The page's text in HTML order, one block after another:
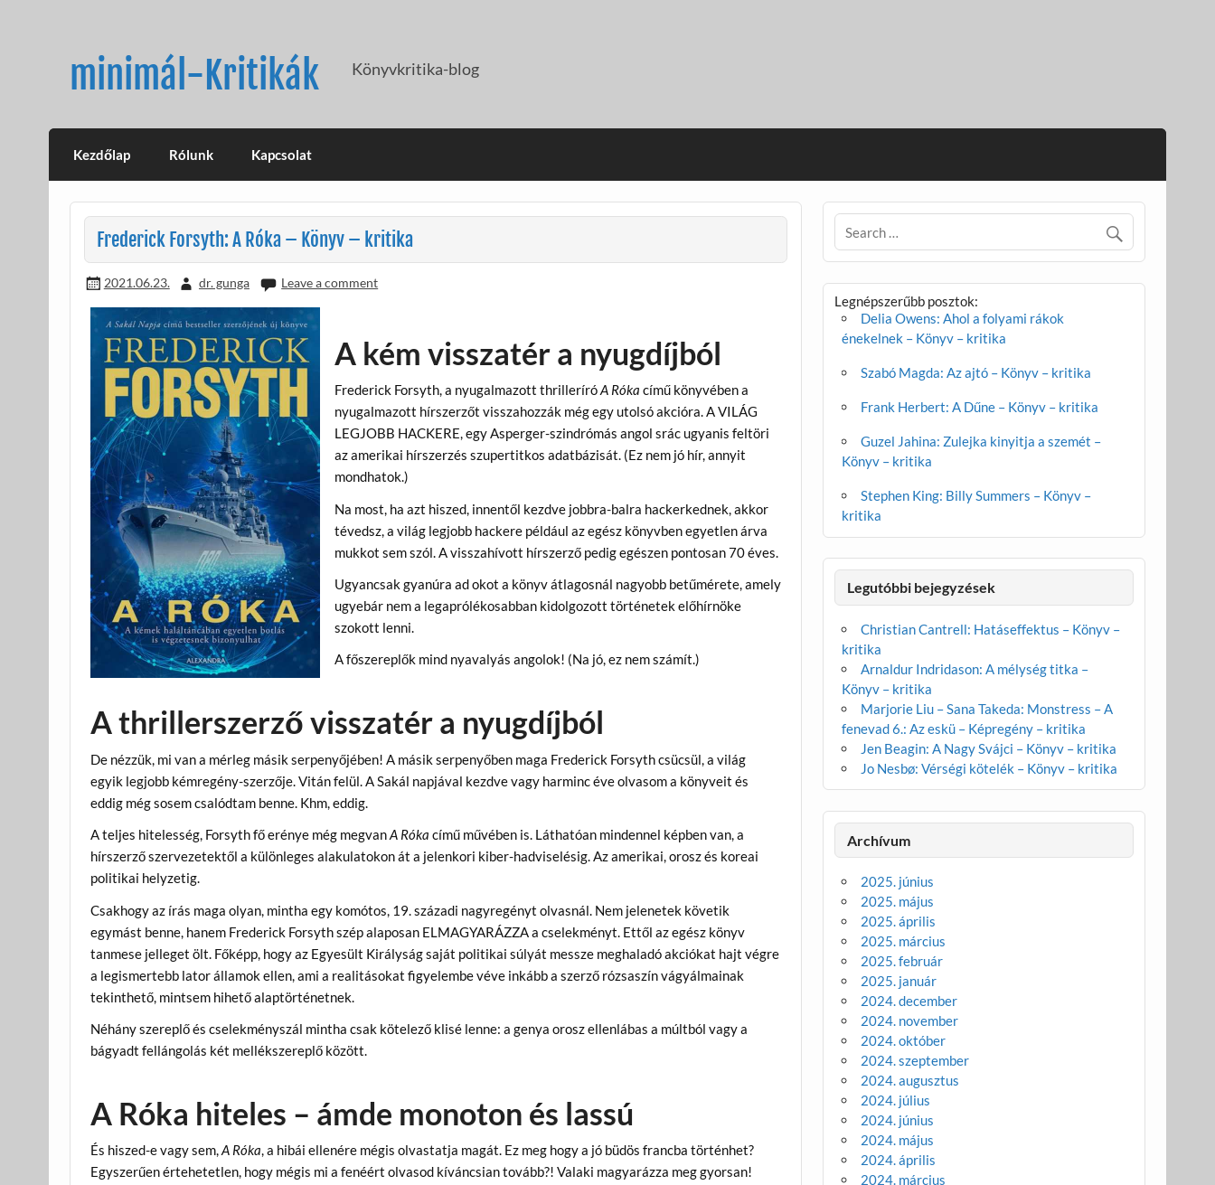
minimál-Kritikák Könyvkritika-blog
Kezdőlap Rólunk Kapcsolat
Frederick Forsyth: A Róka – Könyv – kritika
2021.06.23. dr. gunga Leave a comment
A kém visszatér a nyugdíjból
Frederick Forsyth, a nyugalmazott thrilleríróA Róka című könyvében a
nyugalmazott hírszerzőt visszahozzák még egy utolsó akcióra. A VILÁG
LEGJOBB HACKERE, egy Asperger-szindrómás angol srác ugyanis feltöri
az amerikai hírszerzés szupertitkos adatbázisát. (Ez nem jó hír, annyit
mondhatok.)
Na most, ha azt hiszed, innentől kezdve jobbra-balra hackerkednek, akkor
tévedsz, a világ legjobb hackere például az egész könyvben egyetlen árva
mukkot sem szól. A visszahívott hírszerző pedig egészen pontosan 70 éves.
Ugyancsak gyanúra ad okot a könyv átlagosnál nagyobb betűmérete, amely
ugyebár nem a legaprólékosabban kidolgozott történetek előhírnöke
szokott lenni.
A főszereplők mind nyavalyás angolok! (Na jó, ez nem számít.)
A thrillerszerző visszatér a nyugdíjból
De nézzük, mi van a mérleg másik serpenyőjében! A másik serpenyőben maga Frederick Forsyth csücsül, a világ
egyik legjobb kémregény-szerzője. Vitán felül. A Sakál napjával kezdve vagy harminc éve olvasom a könyveit és
eddig még sosem csalódtam benne. Khm, eddig.
A teljes hitelesség, Forsyth fő erénye még megvanA Róka című művében is. Láthatóan mindennel képben van, a
hírszerző szervezetektől a különleges alakulatokon át a jelenkori kiber-hadviselésig. Az amerikai, orosz és koreai
politikai helyzetig.
Csakhogy az írás maga olyan, mintha egy komótos, 19. századi nagyregényt olvasnál. Nem jelenetek követik
egymást benne, hanem Frederick Forsyth szép alaposan ELMAGYARÁZZA a cselekményt. Ettől az egész könyv
tanmese jelleget ölt. Főképp, hogy az Egyesült Királyság saját politikai súlyát messze meghaladó akciókat hajt végre
a legismertebb lator államok ellen, ami a realitásokat figyelembe véve inkább a szerző rózsaszín vágyálmainak
tekinthető, mintsem hihető alaptörténetnek.
Néhány szereplő és cselekményszál mintha csak kötelező klisé lenne: a genya orosz ellenlábas a múltból vagy a
bágyadt fellángolás két mellékszereplő között.
A Róka hiteles – ámde monoton és lassú
És hiszed-e vagy sem,A Róka, a hibái ellenére mégis olvastatja magát. Ez meg hogy a jó büdös francba történhet?
Egyszerűen értehetetlen, hogy mégis mi a fenéért olvasod kíváncsian tovább?! Valaki magyarázza meg gyorsan!
Legnépszerűbb posztok:
Delia Owens: Ahol a folyami rákok
énekelnek – Könyv – kritika
Szabó Magda: Az ajtó – Könyv – kritika
Frank Herbert: A Dűne – Könyv – kritika
Guzel Jahina: Zulejka kinyitja a szemét –
Könyv – kritika
Stephen King: Billy Summers – Könyv –
kritika
Legutóbbi bejegyzések
Christian Cantrell: Hatáseffektus – Könyv –
kritika
Arnaldur Indridason: A mélység titka –
Könyv – kritika
Marjorie Liu – Sana Takeda: Monstress – A
fenevad 6.: Az eskü – Képregény – kritika
Jen Beagin: A Nagy Svájci – Könyv – kritika
Jo Nesbø: Vérségi kötelék – Könyv – kritika
Archívum
2025. június
2025. május
2025. április
2025. március
2025. február
2025. január
2024. december
2024. november
2024. október
2024. szeptember
2024. augusztus
2024. július
2024. június
2024. május
2024. április
2024. március